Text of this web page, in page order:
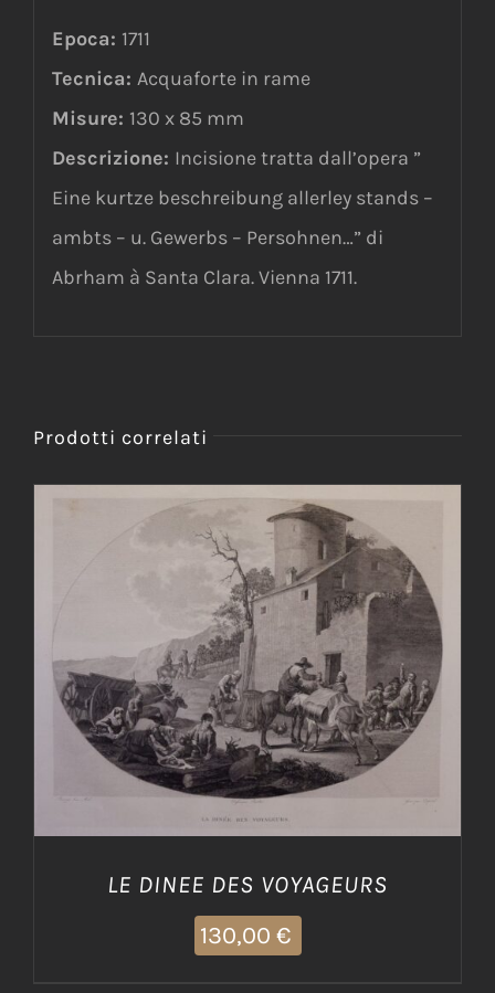
Epoca: 1711
Tecnica: Acquaforte in rame
Misure: 130 x 85 mm
Descrizione: Incisione tratta dall’opera ”
Eine kurtze beschreibung allerley stands –
ambts – u. Gewerbs – Persohnen…” di
Abrham à Santa Clara. Vienna 1711.
Prodotti correlati
AGGIUNGI AL CARRELLO / DETTAGLI
LE DINEE DES VOYAGEURS
130,00 €